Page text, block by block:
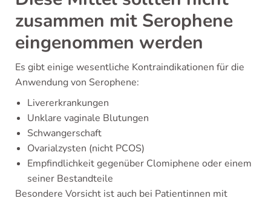
zusammen mit Serophene
eingenommen werden
Es gibt einige wesentliche Kontraindikationen für die
Anwendung von Serophene:
Livererkrankungen
Unklare vaginale Blutungen
Schwangerschaft
Ovarialzysten (nicht PCOS)
Empfindlichkeit gegenüber Clomiphene oder einem
seiner Bestandteile
Besondere Vorsicht ist auch bei Patientinnen mit